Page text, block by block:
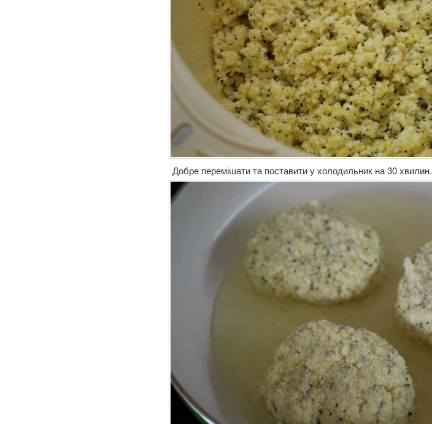
Добре перемішати та поставити у холодильник на 30 хвилин.